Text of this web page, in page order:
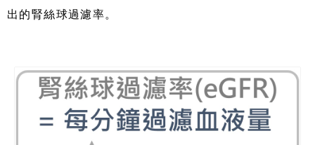
出的腎絲球過濾率。